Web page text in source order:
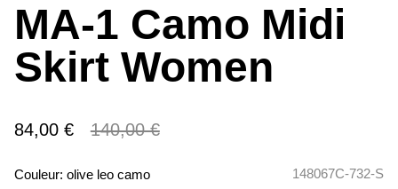
MA-1 Camo Midi
Skirt Women
84,00 € 140,00 €
Couleur: olive leo camo 148067C-732-S